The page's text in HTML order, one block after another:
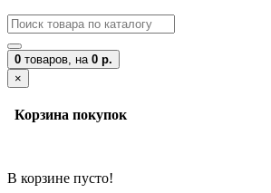
0 товаров, на 0 р.
×
Корзина покупок
В корзине пусто!